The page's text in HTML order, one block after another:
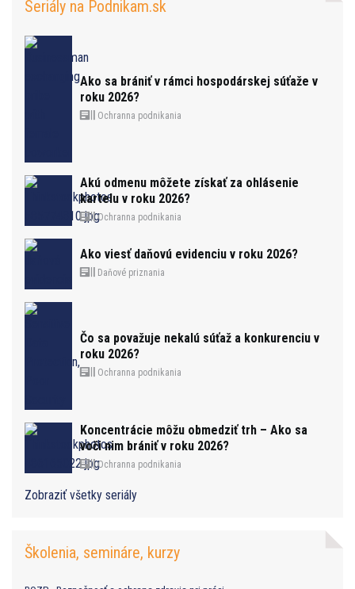
Seriály na Podnikam.sk
Ako sa brániť v rámci hospodárskej súťaže v
roku 2026?
Ochranna podnikania
Akú odmenu môžete získať za ohlásenie
kartelu v roku 2026?
Ochranna podnikania
Ako viesť daňovú evidenciu v roku 2026?
Daňové priznania
Čo sa považuje nekalú súťaž a konkurenciu v
roku 2026?
Ochranna podnikania
Koncentrácie môžu obmedziť trh – Ako sa
voči nim brániť v roku 2026?
Ochranna podnikania
Zobraziť všetky seriály
Školenia, semináre, kurzy